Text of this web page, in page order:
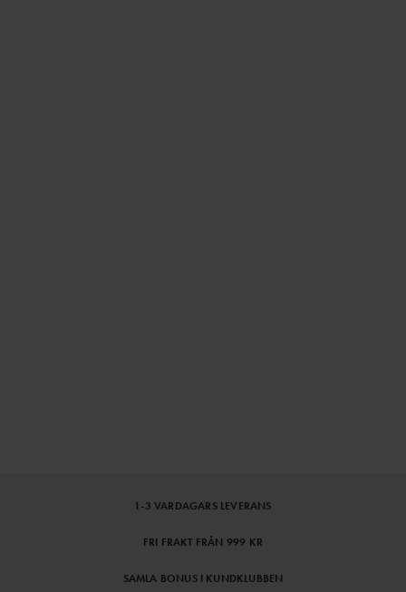
1-3 VARDAGARS LEVERANS
FRI FRAKT FRÅN 999 KR
SAMLA BONUS I KUNDKLUBBEN